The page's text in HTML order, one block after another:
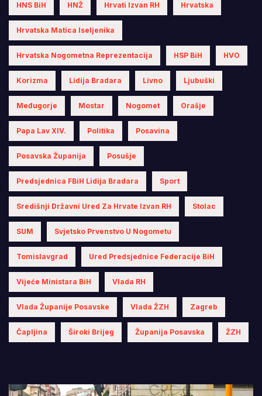
HNS BiH HNŽ Hrvati Izvan RH Hrvatska
Hrvatska Matica Iseljenika
Hrvatska Nogometna Reprezentacija HSP BiH HVO
Korizma Lidija Bradara Livno Ljubuški
Međugorje Mostar Nogomet Orašje
Papa Lav XIV. Politika Posavina
Posavska Županija Posušje
Predsjednica FBiH Lidija Bradara Sport
Središnji Državni Ured Za Hrvate Izvan RH Stolac
SUM Svjetsko Prvenstvo U Nogometu
Tomislavgrad Ured Predsjednice Federacije BiH
Vijeće Ministara BiH Vlada RH
Vlada Županije Posavske Vlada ŽZH Zagreb
Čapljina Široki Brijeg Županija Posavska ŽZH